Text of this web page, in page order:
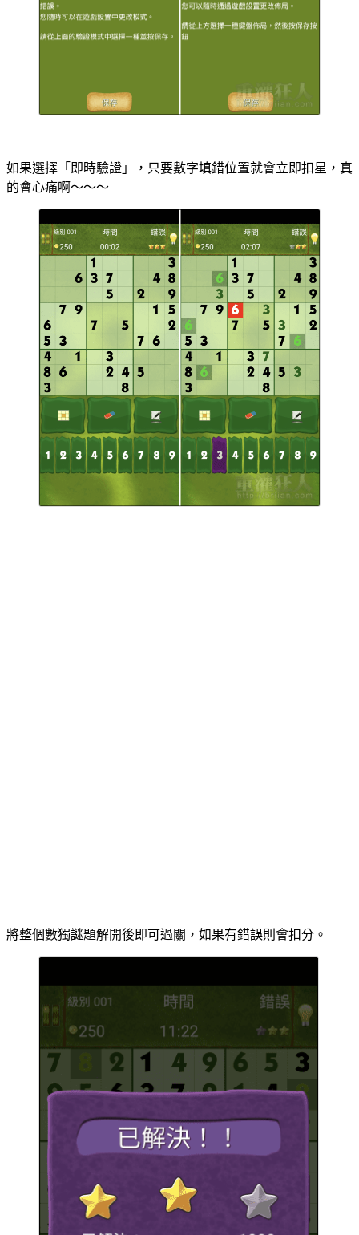
如果選擇「即時驗證」，只要數字填錯位置就會立即扣星，真
的會心痛啊～～～
將整個數獨謎題解開後即可過關，如果有錯誤則會扣分。